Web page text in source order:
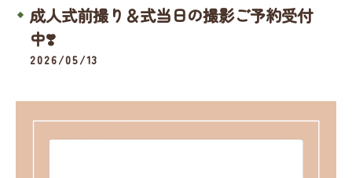
成人式前撮り＆式当日の撮影ご予約受付
中❣️
2026/05/13